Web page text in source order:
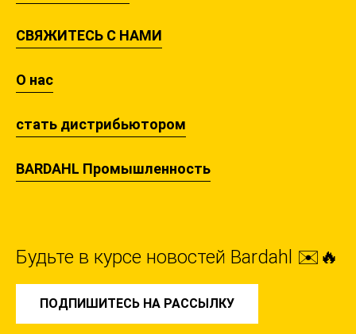
СВЯЖИТЕСЬ С НАМИ
О нас
стать дистрибьютором
BARDAHL Промышленность
Будьте в курсе новостей Bardahl ✉️🔥
ПОДПИШИТЕСЬ НА РАССЫЛКУ